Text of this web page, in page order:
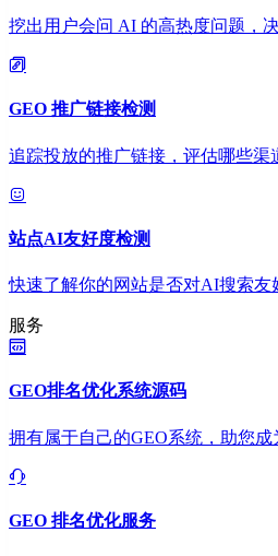
挖出用户会问 AI 的高热度问题，
GEO 推广链接检测
追踪投放的推广链接，评估哪些渠
站点AI友好度检测
快速了解你的网站是否对AI搜索友
服务
GEO排名优化系统源码
拥有属于自己的GEO系统，助您
GEO 排名优化服务